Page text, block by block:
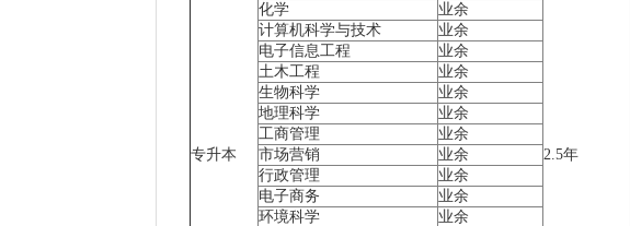
专升本 2.5年
化学
业余
计算机科学与技术
业余
电子信息工程
业余
土木工程
业余
生物科学
业余
地理科学 业余
工商管理
业余
市场营销
业余
行政管理
业余
电子商务
业余
环境科学
业余